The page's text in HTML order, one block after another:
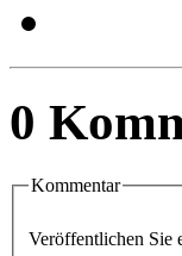
0
Kommentar
Veröffentlichen Sie